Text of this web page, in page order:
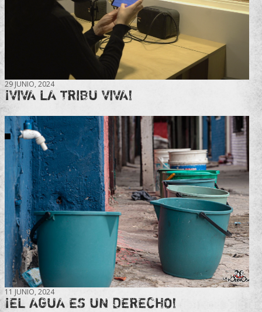
29 JUNIO, 2024
¡VIVA LA TRIBU VIVA!
11 JUNIO, 2024
¡EL AGUA ES UN DERECHO!